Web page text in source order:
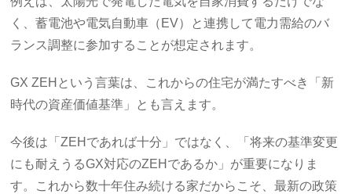
く、蓄電池や電気自動車（EV）と連携して電力需給のバ
ランス調整に参加することが想定されます。
GX ZEHという言葉は、これからの住宅が満たすべき「新
時代の資産価値基準」とも言えます。
今後は「ZEHであれば十分」ではなく、「将来の基準変更
にも耐えうるGX対応のZEHであるか」が重要になりま
す。これから数十年住み続ける家だからこそ、最新の政策